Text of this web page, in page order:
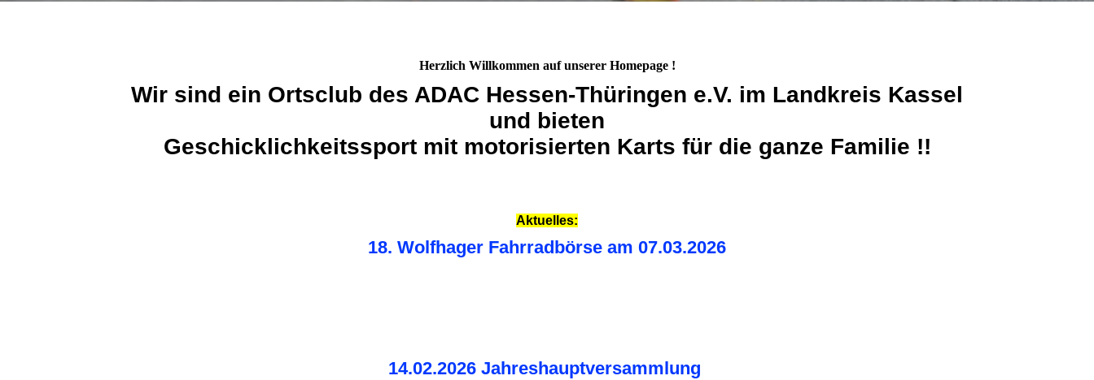
Herzlich Willkommen auf unserer Homepage !
Wir sind ein Ortsclub des ADAC Hessen-Thüringen e.V. im Landkreis Kassel
und bieten
Geschicklichkeitssport mit motorisierten Karts für die ganze Familie !!
Aktuelles:
18. Wolfhager Fahrradbörse am 07.03.2026
14.02.2026 Jahreshauptversammlung